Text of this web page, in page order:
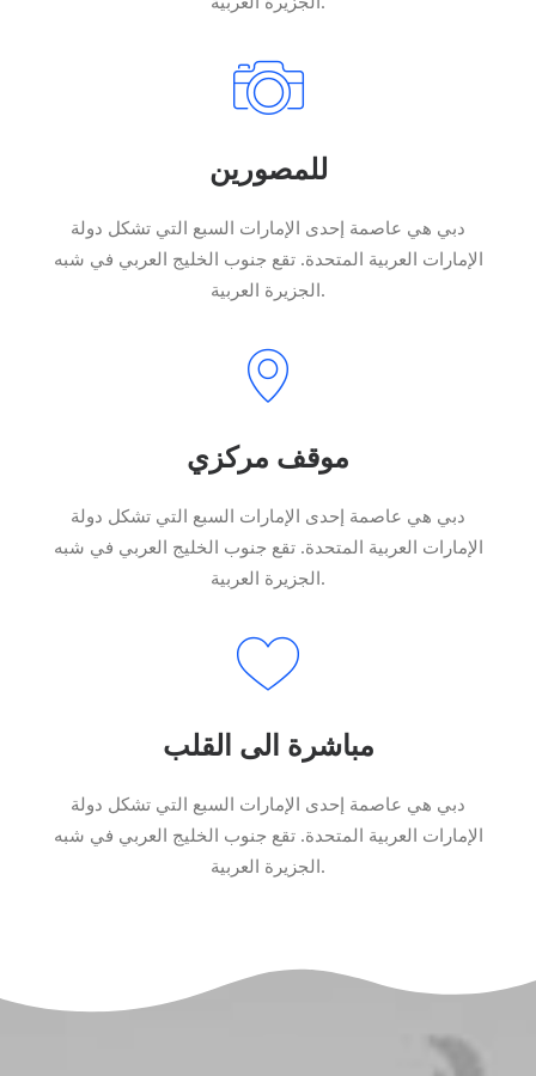
للمصورين
دبي هي عاصمة إحدى الإمارات السبع التي تشكل دولة
الإمارات العربية المتحدة. تقع جنوب الخليج العربي في شبه
الجزيرة العربية.
موقف مركزي
دبي هي عاصمة إحدى الإمارات السبع التي تشكل دولة
الإمارات العربية المتحدة. تقع جنوب الخليج العربي في شبه
الجزيرة العربية.
مباشرة الى القلب
دبي هي عاصمة إحدى الإمارات السبع التي تشكل دولة
الإمارات العربية المتحدة. تقع جنوب الخليج العربي في شبه
الجزيرة العربية.